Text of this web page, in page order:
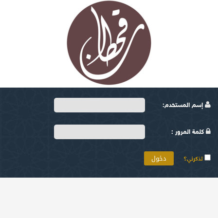
إسم المستخدم:
كلمة المرور :
تذكرني؟